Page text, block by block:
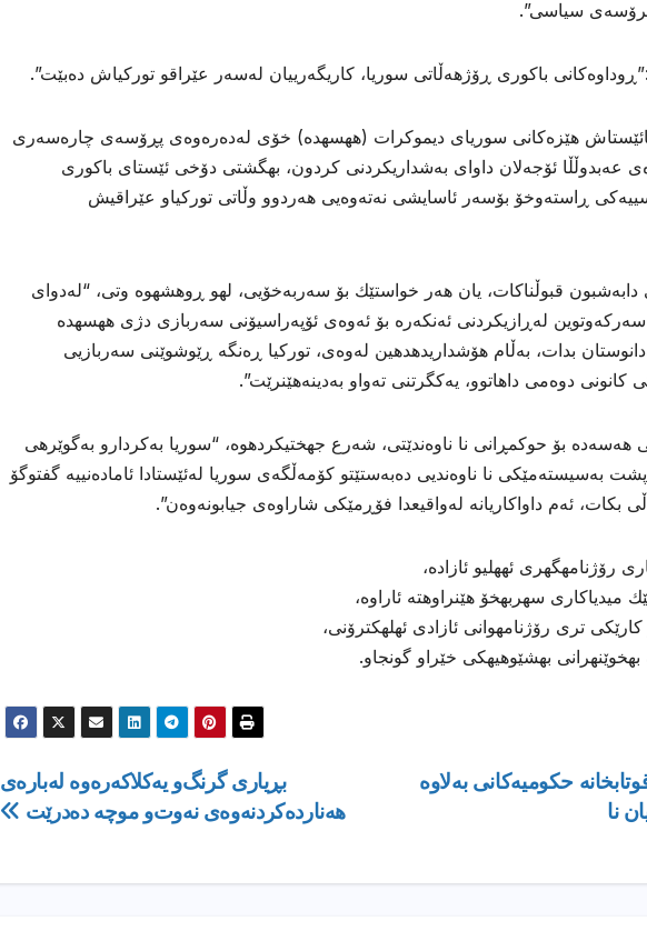
سیاسی”.
باكوری ڕۆژهەڵاتی سوریا، كاریگەرییان لەسەر عێراقو توركیاش دەبێت”.
هێزەكانی سوریای دیموكرات (ههسهده) خۆی لەدەرەوەی پڕۆسەی چارەسەری
عەبدوڵڵا ئۆجەلان داوای بەشداریكردنی كردون، بهگشتى دۆخی ئێستای باكوری
ڕاستەوخۆ بۆسەر ئاسایشی نەتەوەیی هەردوو وڵاتی توركیاو عێراقیش
دابەشبون قبوڵناكات، یان هەر خواستێك بۆ سەربەخۆیی، لهو ڕوهشهوه وتى، “لەدوای
لەڕازیكردنی ئەنكەرە بۆ ئەوەی ئۆپەراسیۆنی سەربازی دژی ههسهده
بدات، بەڵام هۆشداریدهدهین لەوەی، توركیا ڕەنگە ڕێوشوێنی سەربازیی
كانونی دوەمی داهاتوو، یەكگرتنی تەواو بەدینەهێنرێت”.
هەسەدە بۆ حوكمڕانی نا ناوەندێتی، شەرع جهختیكردهوه، “سوریا بەكردارو بەگوێرهى
بەڕێژەی (90%) پشت بەسیستەمێكی نا ناوەندیی دەبەستێتو كۆمەڵگەی سوریا لەئێستادا ئامادەنییە گفتوگۆ
ئەم داواكاریانە لەواقیعدا فۆڕمێكی شاراوەی جیابونەوەن”.
رۆژنامهگهری ئههلیو ئازاده،
میدیاكاری سهربهخۆ هێنراوهته ئاراوه،
تری رۆژنامهوانی ئازادی ئهلهكترۆنی،
بهخوێنهرانی بهشێوهیهكی خێراو گونجاو.
بڕیاری گرنگ‌و یەكلاكەرەوە لەبارەی
هەناردەكردنەوەی نەوت‌و موچە دەدرێت
حكومیه‌كانى به‌لاوه‌
نا